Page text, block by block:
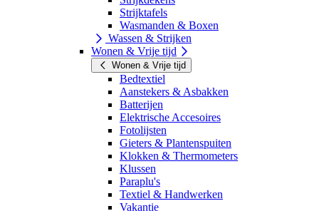
Strijktafels
Wasmanden & Boxen
Wassen & Strijken
Wonen & Vrije tijd
Wonen & Vrije tijd
Bedtextiel
Aanstekers & Asbakken
Batterijen
Elektrische Accesoires
Fotolijsten
Gieters & Plantenspuiten
Klokken & Thermometers
Klussen
Paraplu's
Textiel & Handwerken
Vakantie